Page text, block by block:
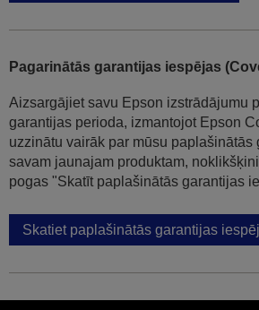
Pagarinātās garantijas iespējas
Aizsargājiet savu Epson izstrādājumu
garantijas perioda, izmantojot Epson
uzzinātu vairāk par mūsu paplašinātās
savam jaunajam produktam,
pogas "Skatīt paplašinātās garantijas
Skatiet paplašinātās garantijas